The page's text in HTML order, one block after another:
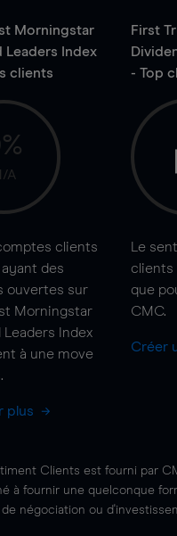
Morningstar
Leaders Index
clients
A
clients
des
ouvertes sur
Morningstar
Leaders Index
à une move
plus
First
- Top
Le
clients
que
CMC.
Créer
Clients est fourni par
à fournir une quelconque
négociation ou